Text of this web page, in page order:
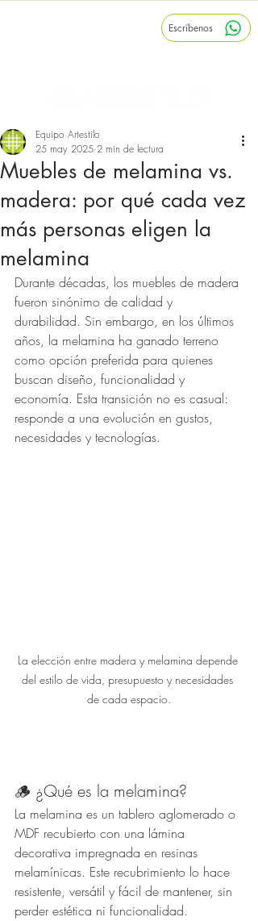
Escríbenos
Muebles de melamina vs.
madera: por qué cada vez
más personas eligen la
melamina
Equipo Artestilo
25 may 2025 2 min de lectura
Durante décadas, los muebles de madera
fueron sinónimo de calidad y
durabilidad. Sin embargo, en los últimos
años, la melamina ha ganado terreno
como opción preferida para quienes
buscan diseño, funcionalidad y
economía. Esta transición no es casual:
responde a una evolución en gustos,
necesidades y tecnologías.
La elección entre madera y melamina depende
del estilo de vida, presupuesto y necesidades
de cada espacio.
🪵 ¿Qué es la melamina?
La melamina es un tablero aglomerado o
MDF recubierto con una lámina
decorativa impregnada en resinas
melamínicas. Este recubrimiento lo hace
resistente, versátil y fácil de mantener, sin
perder estética ni funcionalidad.